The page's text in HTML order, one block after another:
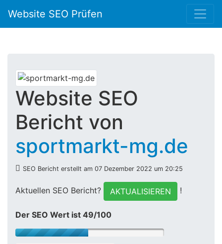
Website SEO Prüfen
Website SEO
Bericht von
sportmarkt-mg.de
SEO Bericht erstellt am 07 Dezember 2022 um 20:25
Aktuellen SEO Bericht? AKTUALISIEREN !
Der SEO Wert ist 49/100